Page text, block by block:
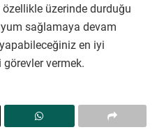
özellikle üzerinde durduğu
sağlamaya devam
en iyi
vermek.